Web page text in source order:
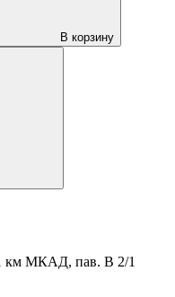
В корзину
км МКАД, пав. В 2/1